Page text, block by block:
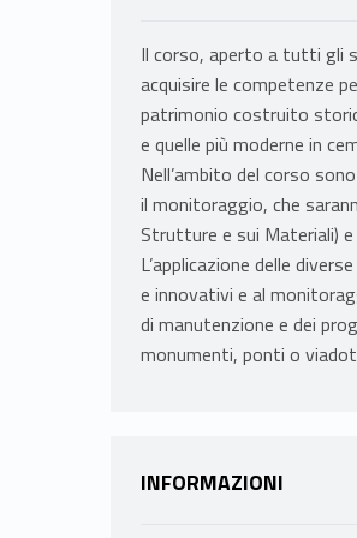
Il corso, aperto a tutti gli
acquisire le competenze
patrimonio costruito
e quelle più moderne in
Nell’ambito del corso
il monitoraggio, che
Strutture e sui Materiali)
L’applicazione delle
e innovativi e al
di manutenzione e dei
monumenti, ponti o
INFORMAZIONI